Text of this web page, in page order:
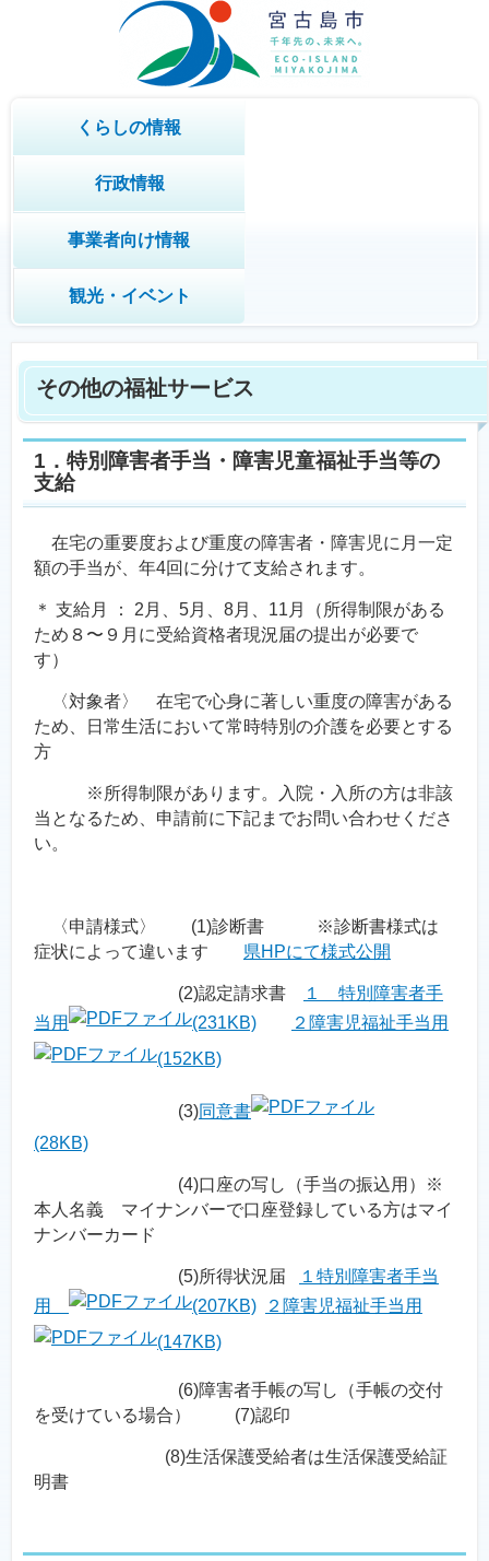
くらしの情報
行政情報
事業者向け情報
観光・イベント
その他の福祉サービス
1．特別障害者手当・障害児童福祉手当等の
支給
在宅の重要度および重度の障害者・障害児に月一定
額の手当が、年4回に分けて支給されます。
＊ 支給月 ： 2月、5月、8月、11月（所得制限がある
ため８〜９月に受給資格者現況届の提出が必要で
す）
〈対象者〉 在宅で心身に著しい重度の障害がある
ため、日常生活において常時特別の介護を必要とする
方
※所得制限があります。入院・入所の方は非該
当となるため、申請前に下記までお問い合わせくださ
い。
〈申請様式〉 (1)診断書 ※診断書様式は
症状によって違います 県HPにて様式公開
(2)認定請求書
１ 特別障害者手
当用
(231KB)
２障害児福祉手当用
(152KB)
(3)同意書
(28KB)
(4)口座の写し（手当の振込用）※
本人名義 マイナンバーで口座登録している方はマイ
ナンバーカード
(5)所得状況届
１特別障害者手当
用
(207KB)
２障害児福祉手当用
(147KB)
(6)障害者手帳の写し（手帳の交付
を受けている場合） (7)認印
(8)生活保護受給者は生活保護受給証
明書